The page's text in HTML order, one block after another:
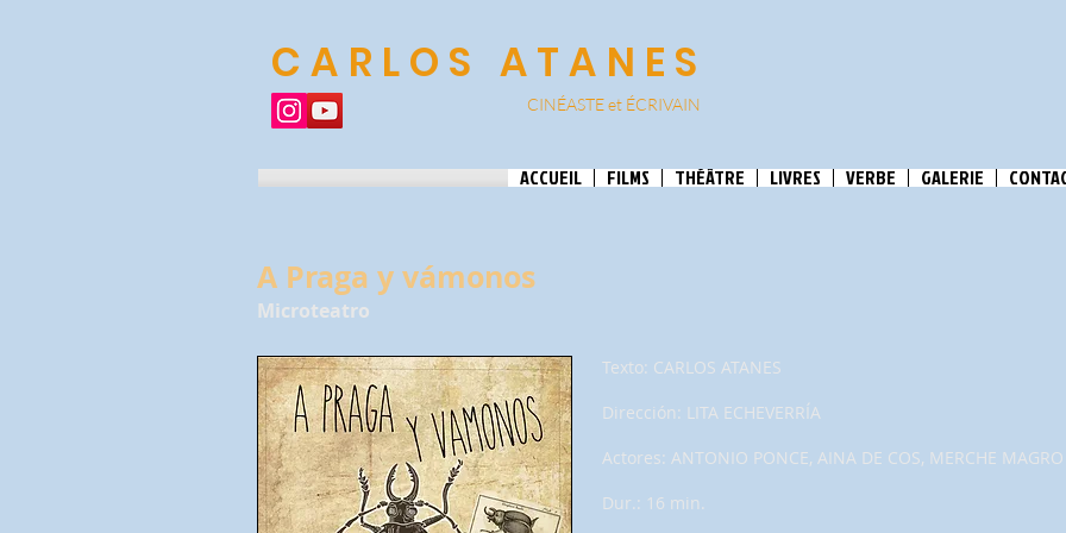
CARLOS ATANES
CINÉASTE et ÉCRIVAIN
ACCUEIL FILMS THÉÂTRE LIVRES VERBE GALERIE
A Praga y vámonos
Microteatro
Texto: CARLOS ATANES
Dirección: LITA ECHEVERRÍA
Actores: ANTONIO PONCE, AINA DE COS, MERCHE MAGRO
Dur.: 16 min.